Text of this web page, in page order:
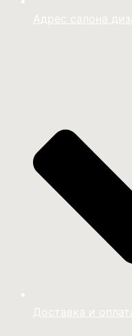
Адрес салона
Доставка и